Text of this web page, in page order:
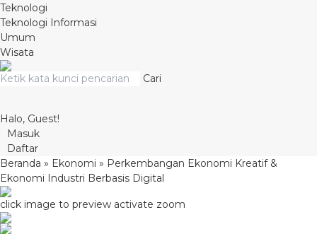
Teknologi
Teknologi Informasi
Umum
Wisata
Cari
Halo, Guest!
Masuk
Daftar
Beranda » Ekonomi » Perkembangan Ekonomi Kreatif &
Ekonomi Industri Berbasis Digital
click image to preview activate zoom